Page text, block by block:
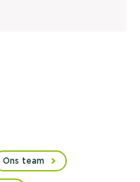
Ons team